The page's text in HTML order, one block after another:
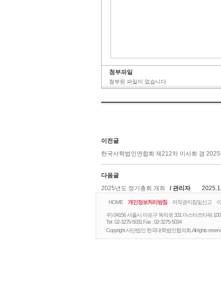
첨부파일
첨부된 파일이 없습니다
이전글
한국사학법인연합회 제212차 이사회 겸
다음글
2025년도 정기총회 개최
/ 관리자
HOME 개인정보처리방침 저작권지침및신고
우) 04156 서울시 마포구 독막로 331 마스터즈타워
Tel :02-3275-5031 Fax :02-3275-5034
Copyright 사단법인 한국대학법인협의회.All rights